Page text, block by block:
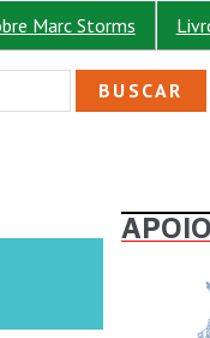
Marc Storms
APOIO